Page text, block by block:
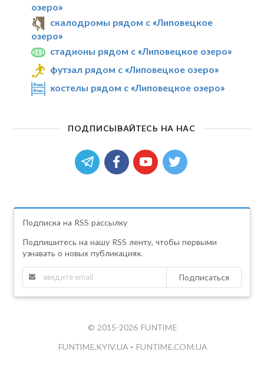
озеро»
скалодромы рядом с «Липовецкое
озеро»
стадионы рядом с «Липовецкое озеро»
футзал рядом с «Липовецкое озеро»
хостелы рядом с «Липовецкое озеро»
ПОДПИСЫВАЙТЕСЬ НА НАС
Подписка на RSS рассылку
Подпишитесь на нашу RSS ленту, чтобы первыми
узнавать о новых публикациях.
Подписаться
© 2015-2026 FUNTIME
FUNTIME.KYIV.UA • FUNTIME.COM.UA